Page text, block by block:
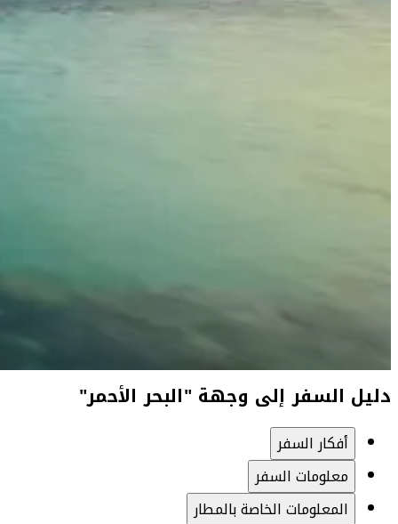
دليل السفر إلى وجهة "البحر الأحمر"
أفكار السفر
معلومات السفر
المعلومات الخاصة بالمطار